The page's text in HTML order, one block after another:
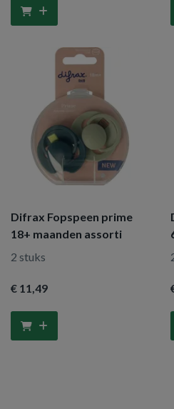
Difrax Fopspeen prime
18+ maanden assorti
2 stuks
€ 11,49